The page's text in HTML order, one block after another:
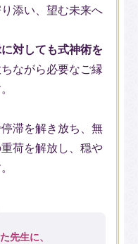
添い、望む未来へ
対しても式神術を
ながら必要なご縁
滞を解き放ち、無
荷を解放し、穏や
先生に、